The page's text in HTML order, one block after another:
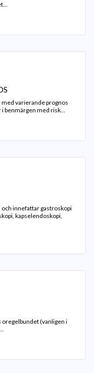
varierande prognos
benmärgen med risk...
innefattar gastroskopi
kapselendoskopi,
(vanligen i